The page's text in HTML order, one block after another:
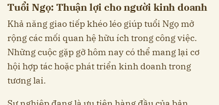
Tuổi Ngọ: Thuận lợi cho người kinh doanh
Khả năng giao tiếp khéo léo giúp tuổi Ngọ mở
rộng các mối quan hệ hữu ích trong công việc.
Những cuộc gặp gỡ hôm nay có thể mang lại cơ
hội hợp tác hoặc phát triển kinh doanh trong
tương lai.